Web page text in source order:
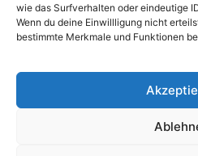
wie das Surfverhalten oder eindeutige
Wenn du deine Einwillligung nicht
bestimmte Merkmale und Funktionen